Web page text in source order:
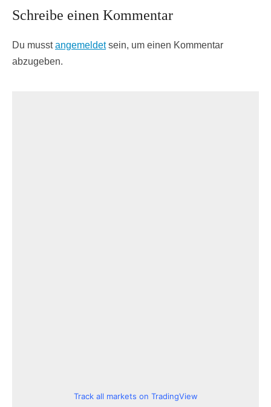
Schreibe einen Kommentar
Du musstangemeldetsein, um einen Kommentar
abzugeben.
Track all markets on TradingView